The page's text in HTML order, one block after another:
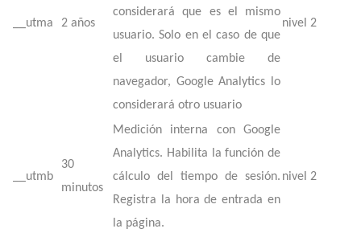
__utma 2 años
considerará que es el mismo
usuario. Solo en el caso de que
el usuario cambie de
navegador, Google Analytics lo
considerará otro usuario
nivel 2
__utmb
30
minutos
Medición interna con Google
Analytics. Habilita la función de
cálculo del tiempo de sesión.
Registra la hora de entrada en
la página.
nivel 2